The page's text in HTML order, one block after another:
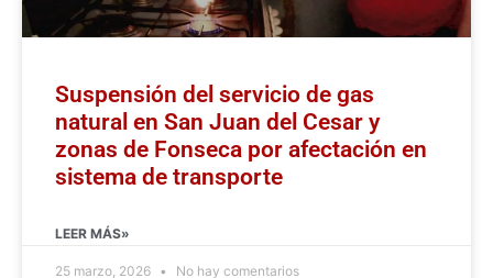
Suspensión del servicio de gas
natural en San Juan del Cesar y
zonas de Fonseca por afectación en
sistema de transporte
LEER MÁS»
25 marzo, 2026 No hay comentarios